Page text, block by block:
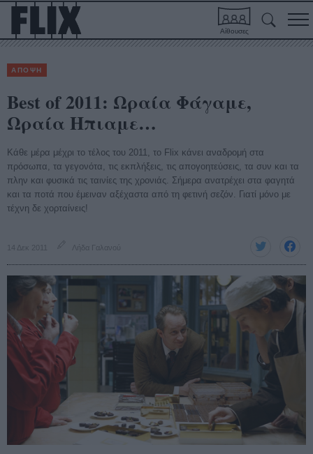
Αίθουσες
ΑΠΟΨΗ
Best of 2011: Ωραία Φάγαμε,
Ωραία Ηπιαμε…
Κάθε μέρα μέχρι το τέλος του 2011, το Flix κάνει αναδρομή στα
πρόσωπα, τα γεγονότα, τις εκπλήξεις, τις απογοητεύσεις, τα συν και τα
πλην και φυσικά τις ταινίες της χρονιάς. Σήμερα ανατρέχει στα φαγητά
και τα ποτά που έμειναν αξέχαστα από τη φετινή σεζόν. Γιατί μόνο με
τέχνη δε χορταίνεις!
14 Δεκ 2011 Λήδα Γαλανού